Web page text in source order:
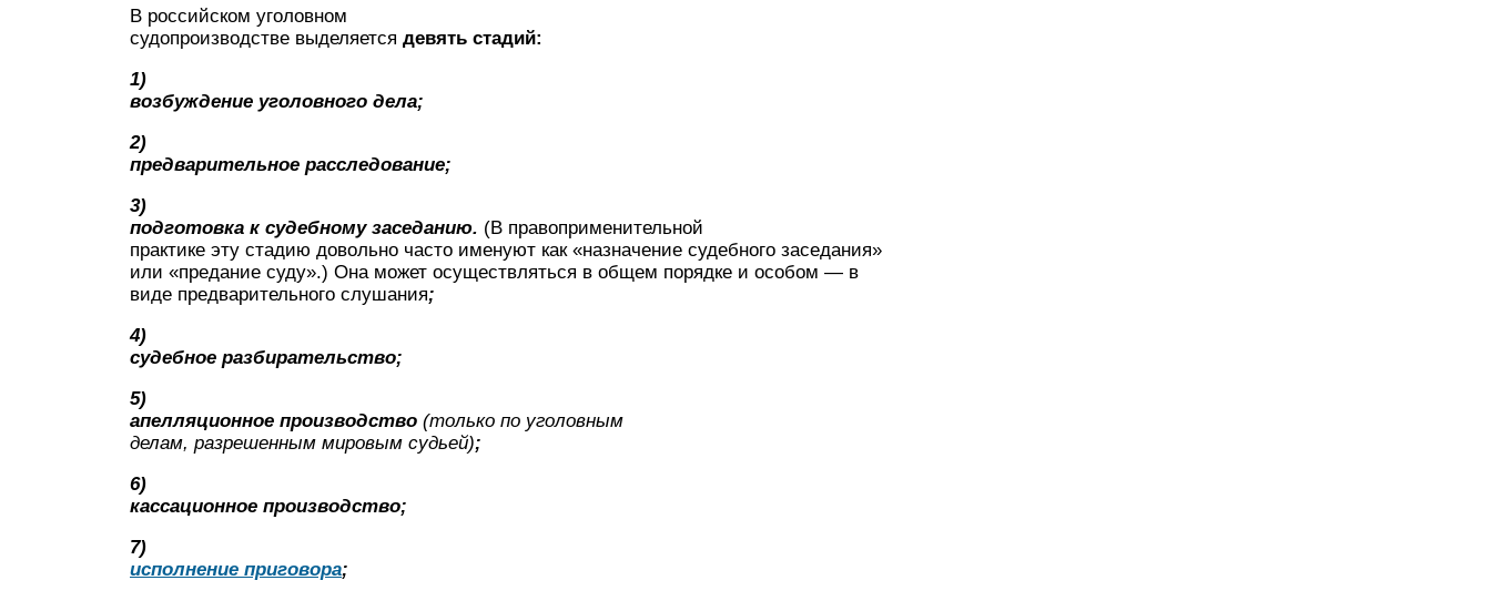
В российском уголовном
судопроизводстве выделяется девять стадий:
1)
возбуждение уголовного дела;
2)
предварительное расследование;
3)
подготовка к судебному заседанию. (В правоприменительной
практике эту стадию довольно часто именуют как «назначение судебного заседания»
или «предание суду».) Она может осуществляться в общем порядке и особом — в
виде предварительного слушания;
4)
судебное разбирательство;
5)
апелляционное производство (только по уголовным
делам, разрешенным мировым судьей);
6)
кассационное производство;
7)
исполнение приговора;